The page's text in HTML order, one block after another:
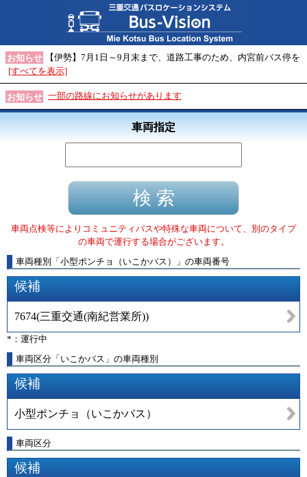
お知らせ
【伊勢】7月1日～9月末まで、道路工事のため、内宮前バス停を
[すべてを表示]
お知らせ 一部の路線にお知らせがあります
車両指定
車両点検等によりコミュニティバスや特殊な車両について、別のタイプ
の車両で運行する場合がございます。
車両種別
「 小型ポンチョ（いこかバス） 」 の車両番号
候補
7674(三重交通(南紀営業所))
*：運行中
車両区分「いこかバス」の車両種別
候補
小型ポンチョ（いこかバス）
車両区分
候補